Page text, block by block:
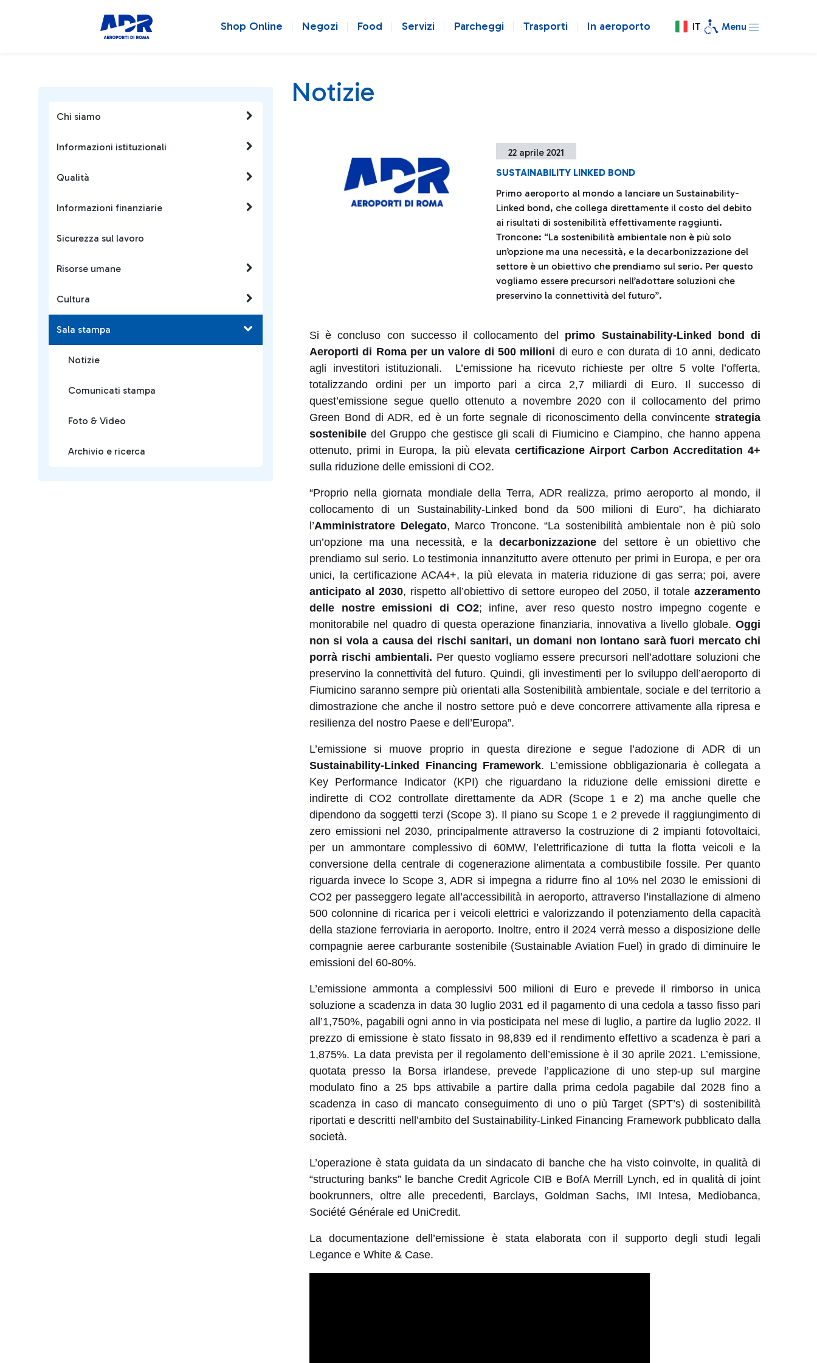
Shop Online Negozi Food Servizi Parcheggi Trasporti In aeroporto IT Menu
Chi siamo
Informazioni istituzionali
Qualità
Informazioni finanziarie
Sicurezza sul lavoro
Risorse umane
Cultura
Sala stampa
Notizie
Comunicati stampa
Foto & Video
Archivio e ricerca
Notizie
22 aprile 2021
SUSTAINABILITY LINKED BOND
Primo aeroporto al mondo a lanciare un Sustainability-
Linked bond, che collega direttamente il costo del debito
ai risultati di sostenibilità effettivamente raggiunti.
Troncone: “La sostenibilità ambientale non è più solo
un’opzione ma una necessità, e la decarbonizzazione del
settore è un obiettivo che prendiamo sul serio. Per questo
vogliamo essere precursori nell’adottare soluzioni che
preservino la connettività del futuro”.
Si è concluso con successo il collocamento del primo Sustainability-Linked bond di
Aeroporti di Roma per un valore di 500 milioni di euro e con durata di 10 anni, dedicato
agli investitori istituzionali. L’emissione ha ricevuto richieste per oltre 5 volte l’offerta,
totalizzando ordini per un importo pari a circa 2,7 miliardi di Euro. Il successo di
quest’emissione segue quello ottenuto a novembre 2020 con il collocamento del primo
Green Bond di ADR, ed è un forte segnale di riconoscimento della convincente strategia
sostenibile del Gruppo che gestisce gli scali di Fiumicino e Ciampino, che hanno appena
ottenuto, primi in Europa, la più elevata certificazione Airport Carbon Accreditation 4+
sulla riduzione delle emissioni di CO2.
“Proprio nella giornata mondiale della Terra, ADR realizza, primo aeroporto al mondo, il
collocamento di un Sustainability-Linked bond da 500 milioni di Euro”, ha dichiarato
l’Amministratore Delegato, Marco Troncone. “La sostenibilità ambientale non è più solo
un’opzione ma una necessità, e la decarbonizzazione del settore è un obiettivo che
prendiamo sul serio. Lo testimonia innanzitutto avere ottenuto per primi in Europa, e per ora
unici, la certificazione ACA4+, la più elevata in materia riduzione di gas serra; poi, avere
anticipato al 2030, rispetto all’obiettivo di settore europeo del 2050, il totale azzeramento
delle nostre emissioni di CO2; infine, aver reso questo nostro impegno cogente e
monitorabile nel quadro di questa operazione finanziaria, innovativa a livello globale. Oggi
non si vola a causa dei rischi sanitari, un domani non lontano sarà fuori mercato chi
porrà rischi ambientali. Per questo vogliamo essere precursori nell’adottare soluzioni che
preservino la connettività del futuro. Quindi, gli investimenti per lo sviluppo dell’aeroporto di
Fiumicino saranno sempre più orientati alla Sostenibilità ambientale, sociale e del territorio a
dimostrazione che anche il nostro settore può e deve concorrere attivamente alla ripresa e
resilienza del nostro Paese e dell’Europa”.
L’emissione si muove proprio in questa direzione e segue l’adozione di ADR di un
Sustainability-Linked Financing Framework. L’emissione obbligazionaria è collegata a
Key Performance Indicator (KPI) che riguardano la riduzione delle emissioni dirette e
indirette di CO2 controllate direttamente da ADR (Scope 1 e 2) ma anche quelle che
dipendono da soggetti terzi (Scope 3). Il piano su Scope 1 e 2 prevede il raggiungimento di
zero emissioni nel 2030, principalmente attraverso la costruzione di 2 impianti fotovoltaici,
per un ammontare complessivo di 60MW, l’elettrificazione di tutta la flotta veicoli e la
conversione della centrale di cogenerazione alimentata a combustibile fossile. Per quanto
riguarda invece lo Scope 3, ADR si impegna a ridurre fino al 10% nel 2030 le emissioni di
CO2 per passeggero legate all’accessibilità in aeroporto, attraverso l’installazione di almeno
500 colonnine di ricarica per i veicoli elettrici e valorizzando il potenziamento della capacità
della stazione ferroviaria in aeroporto. Inoltre, entro il 2024 verrà messo a disposizione delle
compagnie aeree carburante sostenibile (Sustainable Aviation Fuel) in grado di diminuire le
emissioni del 60-80%.
L’emissione ammonta a complessivi 500 milioni di Euro e prevede il rimborso in unica
soluzione a scadenza in data 30 luglio 2031 ed il pagamento di una cedola a tasso fisso pari
all’1,750%, pagabili ogni anno in via posticipata nel mese di luglio, a partire da luglio 2022. Il
prezzo di emissione è stato fissato in 98,839 ed il rendimento effettivo a scadenza è pari a
1,875%. La data prevista per il regolamento dell’emissione è il 30 aprile 2021. L’emissione,
quotata presso la Borsa irlandese, prevede l’applicazione di uno step-up sul margine
modulato fino a 25 bps attivabile a partire dalla prima cedola pagabile dal 2028 fino a
scadenza in caso di mancato conseguimento di uno o più Target (SPT’s) di sostenibilità
riportati e descritti nell’ambito del Sustainability-Linked Financing Framework pubblicato dalla
società.
L’operazione è stata guidata da un sindacato di banche che ha visto coinvolte, in qualità di
“structuring banks” le banche Credit Agricole CIB e BofA Merrill Lynch, ed in qualità di joint
bookrunners, oltre alle precedenti, Barclays, Goldman Sachs, IMI Intesa, Mediobanca,
Société Générale ed UniCredit.
La documentazione dell’emissione è stata elaborata con il supporto degli studi legali
Legance e White & Case.